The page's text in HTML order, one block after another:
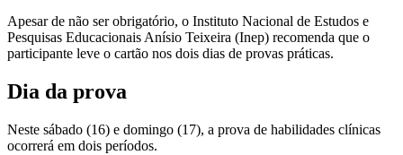
Apesar de não ser obrigatório, o Instituto Nacional de Estudos e
Pesquisas Educacionais Anísio Teixeira (Inep) recomenda que o
participante leve o cartão nos dois dias de provas práticas.
Dia da prova
Neste sábado (16) e domingo (17), a prova de habilidades clínicas
ocorrerá em dois períodos.